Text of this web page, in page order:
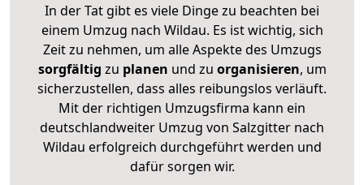
In der Tat gibt es viele Dinge zu beachten bei
einem Umzug nach Wildau. Es ist wichtig, sich
Zeit zu nehmen, um alle Aspekte des Umzugs
sorgfältig zu planen und zu organisieren, um
sicherzustellen, dass alles reibungslos verläuft.
Mit der richtigen Umzugsfirma kann ein
deutschlandweiter Umzug von Salzgitter nach
Wildau erfolgreich durchgeführt werden und
dafür sorgen wir.